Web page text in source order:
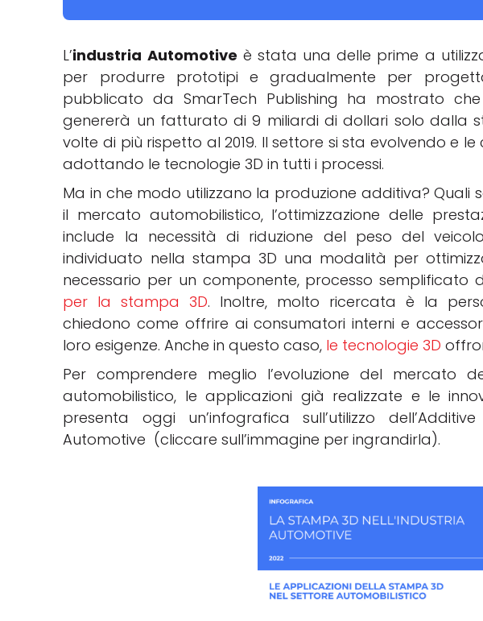
L’industria Automotive è stata una delle prime a
per produrre prototipi e gradualmente per
pubblicato da SmarTech Publishing ha mostrato
genererà un fatturato di 9 miliardi di dollari solo dalla
volte di più rispetto al 2019. Il settore si sta evolvendo e
adottando le tecnologie 3D in tutti i processi.
Ma in che modo utilizzano la produzione additiva? Quali
il mercato automobilistico, l’ottimizzazione delle
include la necessità di riduzione del peso del
individuato nella stampa 3D una modalità per
necessario per un componente, processo semplificato
per la stampa 3D. Inoltre, molto ricercata è la
chiedono come offrire ai consumatori interni e
loro esigenze. Anche in questo caso, le tecnologie 3D
Per comprendere meglio l’evoluzione del mercato
automobilistico, le applicazioni già realizzate e le
presenta oggi un’infografica sull’utilizzo
Automotive (cliccare sull’immagine per ingrandirla).